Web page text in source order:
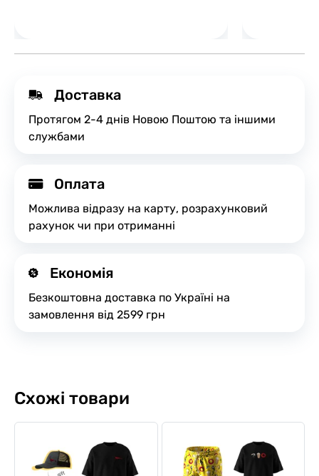
Доставка
Протягом 2-4 днів Новою Поштою та іншими
службами
Оплата
Можлива відразу на карту, розрахунковий
рахунок чи при отриманні
Економія
Безкоштовна доставка по Україні на
замовлення від 2599 грн
Схожі товари